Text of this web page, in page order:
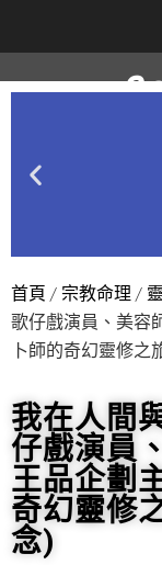
首頁 / 宗教命理 /
歌仔戲演員、美容
卜師的奇幻靈修之
我在人間
仔戲演員
王品企劃
奇幻靈修
念)